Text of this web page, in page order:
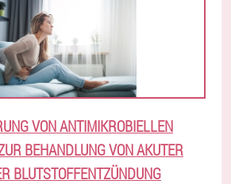
VON ANTIMIKROBIELLEN
BEHANDLUNG VON AKUTER
BLUTSTOFFENTZÜNDUNG